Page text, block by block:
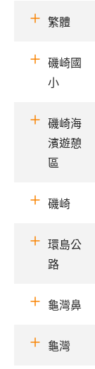
繁體
磯崎國
小
磯崎海
濱遊憩
區
磯崎
環島公
路
龜灣鼻
龜灣